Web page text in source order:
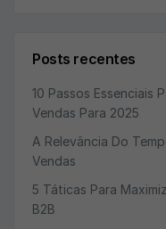
Posts recentes
10 Passos Essenciais
Vendas Para 2025
A Relevância Do
Vendas
5 Táticas Para
B2B